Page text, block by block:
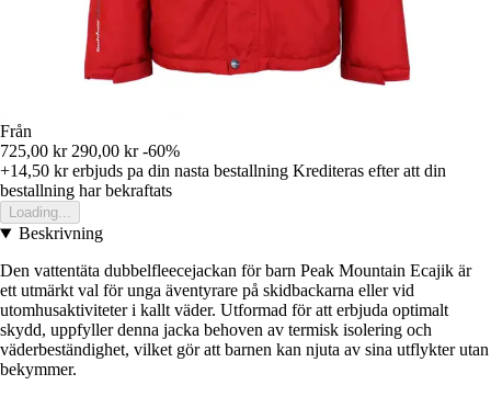
Från
725,00 kr 290,00 kr -60%
+14,50 krerbjuds pa din nasta bestallning Krediteras efter att din
bestallning har bekraftats
Loading...
Beskrivning
Den vattentäta dubbelfleecejackan för barn Peak Mountain Ecajik är
ett utmärkt val för unga äventyrare på skidbackarna eller vid
utomhusaktiviteter i kallt väder. Utformad för att erbjuda optimalt
skydd, uppfyller denna jacka behoven av termisk isolering och
väderbeständighet, vilket gör att barnen kan njuta av sina utflykter utan
bekymmer.